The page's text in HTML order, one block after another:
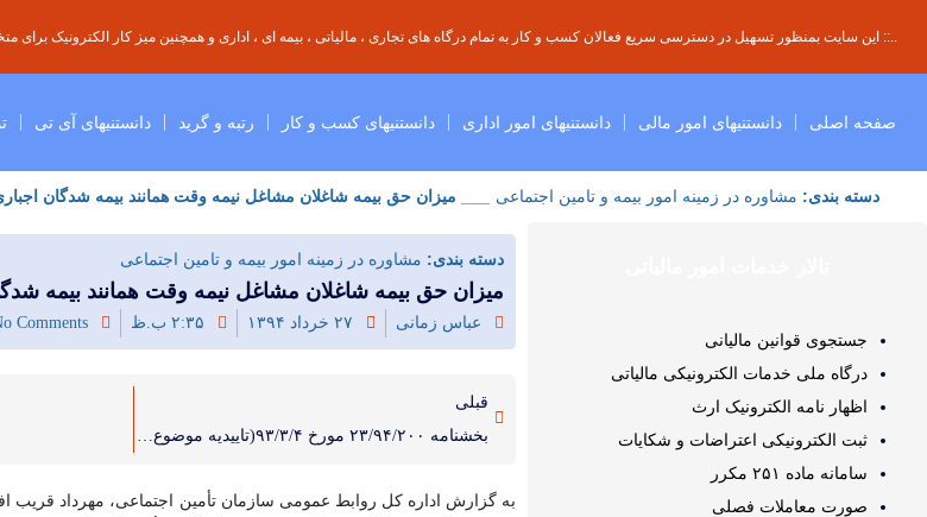
..:: این سایت بمنظور تسهیل در دسترسی سریع فعالان کسب و کار به تمام درگاه های تجاری ، مالیاتی ، بیمه ای ، اداری و همچنین میز کار الکترونیک برای
صفحه اصلی دانستنیهای امور مالی دانستنیهای امور اداری دانستنیهای کسب و کار رتبه و گرید دانستنیهای آی تی
دسته بندی: مشاوره در زمینه امور بیمه و تامین اجتماعی ___ میزان حق بیمه شاغلان مشاغل نیمه وقت همانند بیمه شدگان
جستجوی قوانین مالیانی
درگاه ملی خدمات الکترونیکی مالیاتی
اظهار نامه الکترونیک ارث
ثبت الکترونیکی اعتراضات و شکایات
سامانه ماده ۲۵۱ مکرر
صورت معاملات فصلی
دسته بندی: مشاوره در زمینه امور بیمه و تامین اجتماعی
میزان حق بیمه شاغلان مشاغل نیمه وقت همانند بیمه
عباس زمانی ۲۷ خرداد ۱۳۹۴ ۲:۳۵ ب.ظ Comments
قبلی
بخشنامه ۲۳/۹۴/۲۰۰ مورخ ۹۳/۳/۴(تاییدیه موضوع ماده ۱۴۳ قانون مالیاتهای مستقیم)
به گزارش اداره کل روابط عمومی سازمان تأمین اجتماعی، مهرداد قریب